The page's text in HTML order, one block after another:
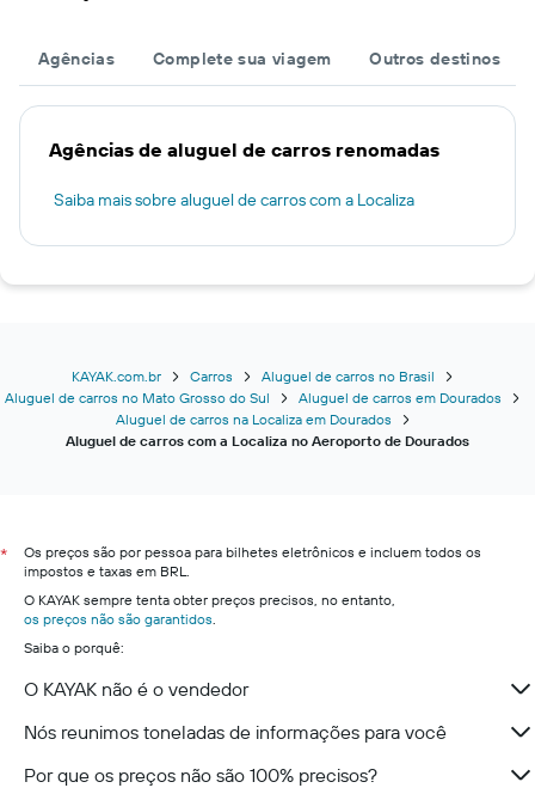
Agências Complete sua viagem Outros destinos
Agências de aluguel de carros renomadas
Saiba mais sobre aluguel de carros com a Localiza
KAYAK.com.br Carros
Aluguel de carros no Brasil
Aluguel de carros no Mato Grosso do Sul
Aluguel de carros em Dourados
Aluguel de carros na Localiza em Dourados
Aluguel de carros com a Localiza no Aeroporto de Dourados
*
Os preços são por pessoa para bilhetes eletrônicos e incluem todos os
impostos e taxas em BRL.
O KAYAK sempre tenta obter preços precisos, no entanto,
os preços não são garantidos.
Saiba o porquê:
O KAYAK não é o vendedor
Nós reunimos toneladas de informações para você
Por que os preços não são 100% precisos?